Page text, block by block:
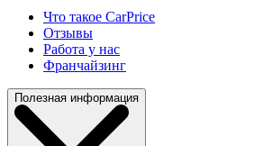
Что такое CarPrice
Отзывы
Работа у нас
Франчайзинг
Полезная информация